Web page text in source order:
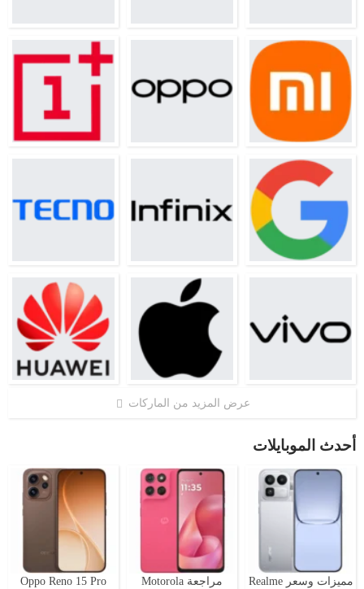
عرض المزيد من الماركات
أحدث الموبايلات
مميزات وسعر Realme
مراجعة Motorola
Oppo Reno 15 Pro